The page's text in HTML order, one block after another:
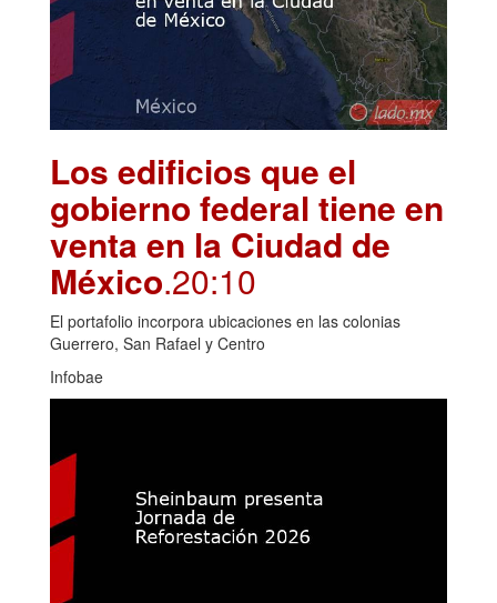
Los edificios que el
gobierno federal tiene en
venta en la Ciudad de
México.20:10
El portafolio incorpora ubicaciones en las colonias
Guerrero, San Rafael y Centro
Infobae